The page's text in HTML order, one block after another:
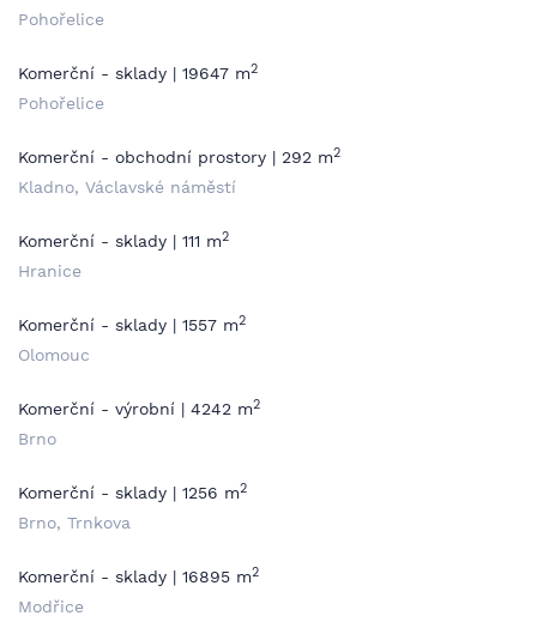
Pohořelice
Komerční - sklady | 19647 m2
Pohořelice
Komerční - obchodní prostory | 292 m2
Kladno, Václavské náměstí
Komerční - sklady | 111 m2
Hranice
Komerční - sklady | 1557 m2
Olomouc
Komerční - výrobní | 4242 m2
Brno
Komerční - sklady | 1256 m2
Brno, Trnkova
Komerční - sklady | 16895 m2
Modřice